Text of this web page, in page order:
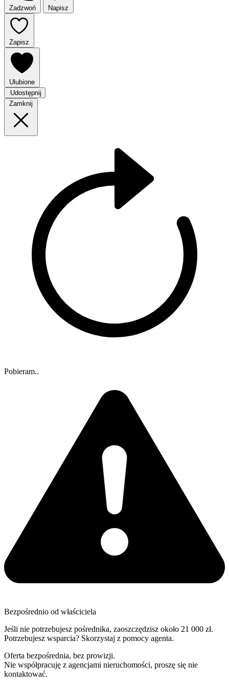
Zadzwoń Napisz
Zapisz
Ulubione
Udostępnij
Zamknij
Pobieram..
Bezpośrednio od właściciela
Jeśli nie potrzebujesz pośrednika, zaoszczędzisz około 21 000 zł.
Potrzebujesz wsparcia? Skorzystaj z pomocy agenta.
Oferta bezpośrednia, bez prowizji.
Nie współpracuję z agencjami nieruchomości, proszę się nie
kontaktować.